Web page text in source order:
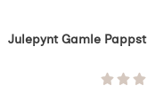
Julepynt Gamle
Varenummer 1271